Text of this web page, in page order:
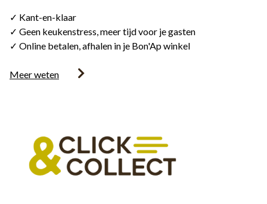
✓ Kant-en-klaar
✓ Geen keukenstress, meer tijd voor je gasten
✓ Online betalen, afhalen in je Bon'Ap winkel
Meer weten